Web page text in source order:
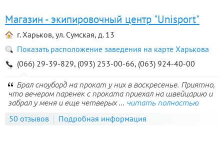
Магазин - экипировочный центр "Unisport"
г. Харьков, ул. Сумская, д. 13
Показать расположение заведения на карте Харькова
(066) 29-39-829, (093) 253-00-66, (063) 924-40-00
Брал сноуборд на прокат у них в воскресенье. Приятно,
что вечером паренек с проката приехал на швейцарию и
забрал у меня и еще четверых ... читать полностью
50 отзывов Подробная информация